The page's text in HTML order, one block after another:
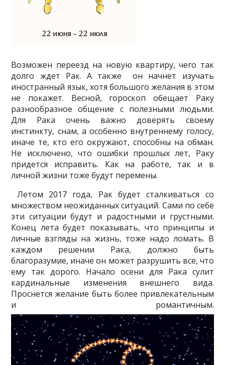
Возможен переезд на новую квартиру, чего так
долго ждет Рак. А также он начнет изучать
иностранный язык, хотя большого желания в этом
не покажет. Весной, гороскоп обещает Раку
разнообразное общение с полезными людьми.
Для Рака очень важно доверять своему
инстинкту, снам, а особенно внутреннему голосу,
иначе те, кто его окружают, способны на обман.
Не исключено, что ошибки прошлых лет, Раку
придется исправить. Как на работе, так и в
личной жизни тоже будут перемены.
Летом 2017 года, Рак будет сталкиваться со
множеством неожиданных ситуаций. Сами по себе
эти ситуации будут и радостными и грустными.
Конец лета будет показывать, что принципы и
личные взгляды на жизнь, тоже надо ломать. В
каждом решении Рака, должно быть
благоразумие, иначе он может разрушить все, что
ему так дорого. Начало осени для Рака сулит
кардинальные изменения внешнего вида.
Проснется желание быть более привлекательным
и романтичным.